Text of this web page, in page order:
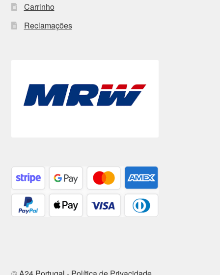
Carrinho
Reclamações